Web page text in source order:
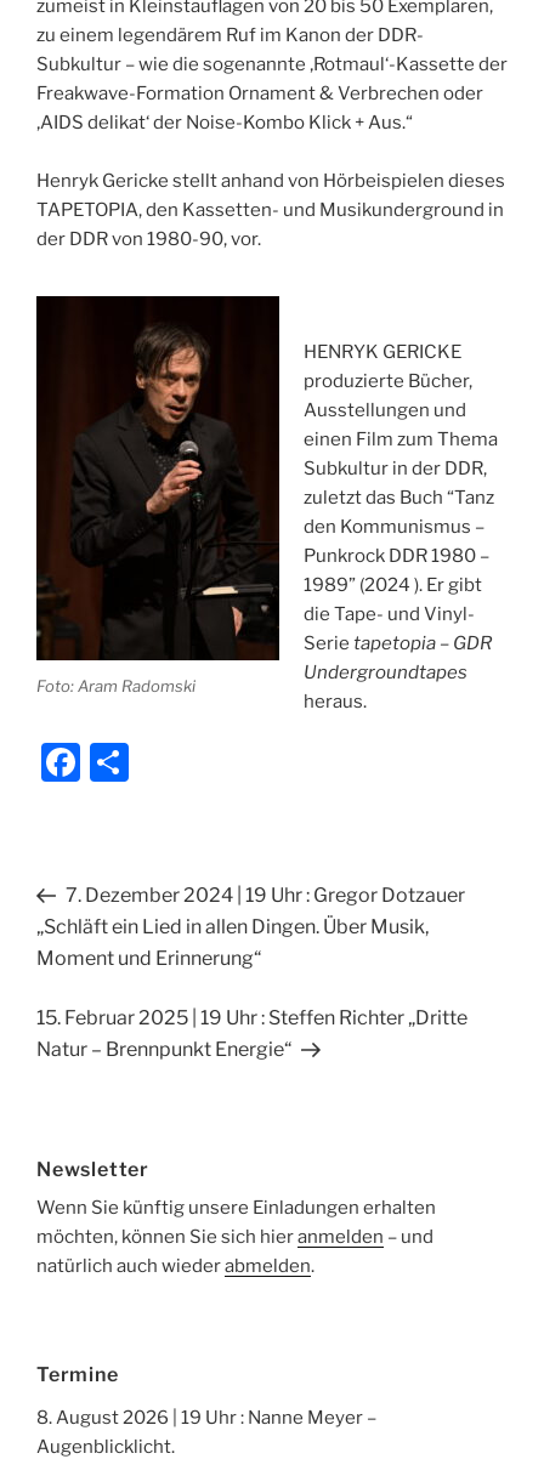
zumeist in Kleinstauflagen von 20 bis 50 Exemplaren,
zu einem legendärem Ruf im Kanon der DDR-
Subkultur – wie die sogenannte ‚Rotmaul‘-Kassette der
Freakwave-Formation Ornament & Verbrechen oder
‚AIDS delikat‘ der Noise-Kombo Klick + Aus.“
Henryk Gericke stellt anhand von Hörbeispielen dieses
TAPETOPIA, den Kassetten- und Musikunderground in
der DDR von 1980-90, vor.
Foto: Aram Radomski
HENRYK GERICKE
produzierte Bücher,
Ausstellungen und
einen Film zum Thema
Subkultur in der DDR,
zuletzt das Buch “Tanz
den Kommunismus –
Punkrock DDR 1980 –
1989” (2024 ). Ergibt
die Tape- und Vinyl-
Serie tapetopia – GDR
Undergroundtapes
heraus.
F
e
b
o
k
n
Beitragsnavigation
Vorheriger
Beitrag
7. Dezember 2024 | 19 Uhr : Gregor Dotzauer
„Schläft ein Lied in allen Dingen. Über Musik,
Moment und Erinnerung“
Nächster
Beitrag
15. Februar 2025 | 19 Uhr : Steffen Richter „Dritte
Natur – Brennpunkt Energie“
Newsletter
Wenn Sie künftig unsere Einladungen erhalten
möchten, können Sie sich hieranmelden – und
natürlich auch wiederabmelden.
Termine
8. August 2026 | 19 Uhr : Nanne Meyer –
Augenblicklicht.